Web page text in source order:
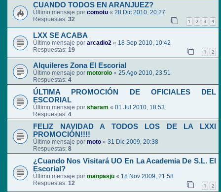
CUANDO TODOS EN ARANJUEZ?
Último mensaje por comotu « 28 Dic 2010, 20:27
Respuestas: 32 1 2 3 4
LXX SE ACABA
Último mensaje por arcadio2 « 18 Sep 2010, 10:42
Respuestas: 19 1 2
Alquileres Zona El Escorial
Último mensaje por motorolo « 25 Ago 2010, 23:51
Respuestas: 4
ÚLTIMA PROMOCIÓN DE OFICIALES DEL
ESCORIAL
Último mensaje por sharam « 01 Jul 2010, 18:53
Respuestas: 4
FELIZ NAVIDAD A TODOS LOS DE LA LXXI
PROMOCIÓN!!!!
Último mensaje por moto « 31 Dic 2009, 20:38
Respuestas: 8
¿Cuando Nos Visitará UO En La Academia De S.L. El
Escorial?
Último mensaje por manpasju « 18 Nov 2009, 21:58
Respuestas: 12 1 2